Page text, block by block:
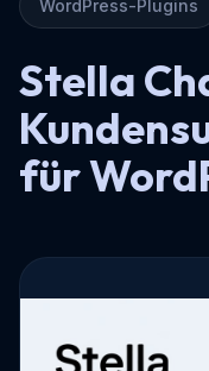
WordPress-Plugins
Stella
für